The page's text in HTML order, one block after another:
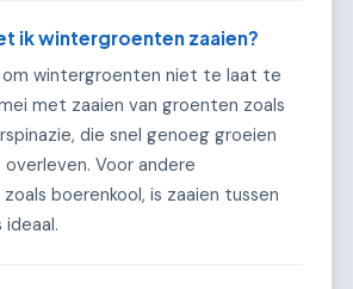
ik wintergroenten zaaien?
om wintergroenten niet te laat te
met zaaien van groenten zoals
die snel genoeg groeien
Voor andere
boerenkool, is zaaien tussen